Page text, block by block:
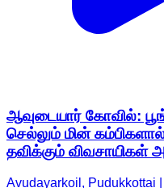
ஆவுடையார் கோவில்:
செல்லும் மின்
தவிக்கும் விவசாயிகள்
Avudayarkoil, Pudukkottai